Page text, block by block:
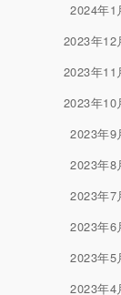
2024年1
2023年12
2023年11
2023年10
2023年9
2023年8
2023年7
2023年6
2023年5
2023年4